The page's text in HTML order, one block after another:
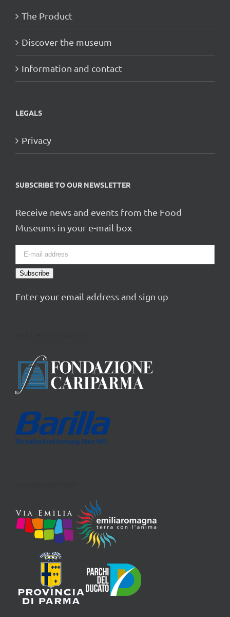
The Product
Discover the museum
Information and contact
LEGALS
Privacy
SUBSCRIBE TO OUR NEWSLETTER
Receive news and events from the Food
Museums in your e-mail box
Subscribe
Enter your email address and sign up